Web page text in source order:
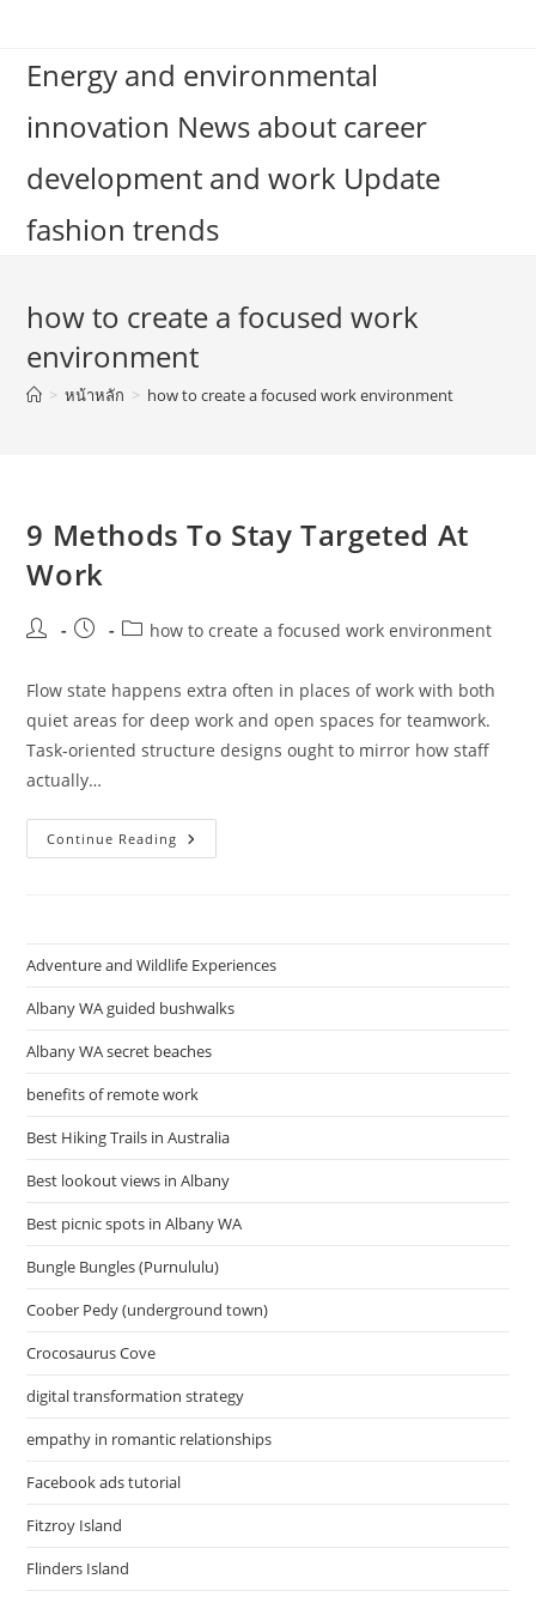
contentEnergy and environmental
innovation News about career
development and work Update
fashion trends
how to create a focused work
environment
> หน้าหลัก > how to create a focused work environment
9 Methods To Stay Targeted At
Work
Post
Post
Posthow to create a focused work environment
Flow state happens extra often in places of work with both
quiet areas for deep work and open spaces for teamwork.
Task-oriented structure designs ought to mirror how staff
actually…
Continue Reading
Methods
Adventure and Wildlife Experiences
Albany WA guided bushwalks
Albany WA secret beaches
benefits of remote work
Best Hiking Trails in Australia
Best lookout views in Albany
Best picnic spots in Albany WA
Bungle Bungles (Purnululu)
Coober Pedy (underground town)
Crocosaurus Cove
digital transformation strategy
empathy in romantic relationships
Facebook ads tutorial
Fitzroy Island
Flinders Island